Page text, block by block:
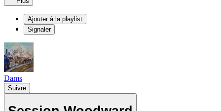
Ajouter à la playlist
Signaler
Dams
Suivre